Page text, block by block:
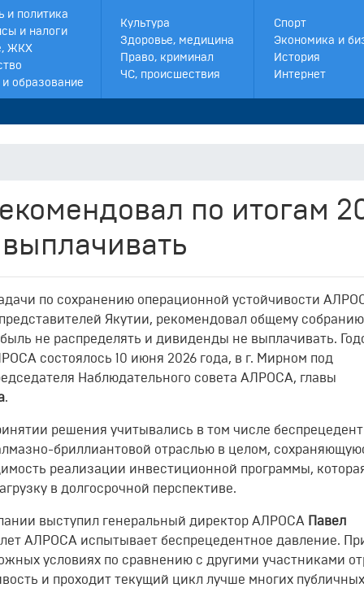
и политика
и налоги
ЖКХ
образование
Культура
Здоровье, медицина
Право, криминал
ЧС, происшествия
Спорт
Экономика и
История
Интернет
по итогам
по сохранению операционной устойчивости
Якутии, рекомендовал общему собранию
не распределять и дивиденды не выплачивать.
состоялось 10 июня 2026 года, в г. Мирном под
Наблюдательного совета АЛРОСА, главы
.
решения учитывались в том числе
бриллиантовой отраслью в целом,
реализации инвестиционной программы,
в долгосрочной перспективе.
выступил генеральный директор АЛРОСА
Павел
АЛРОСА испытывает беспрецедентное давление.
условиях по сравнению с другими участниками
и проходит текущий цикл лучше многих публичных